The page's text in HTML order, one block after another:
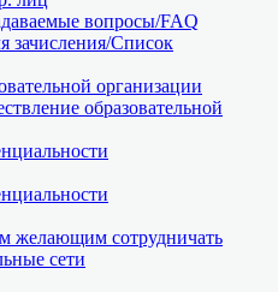
вопросы/FAQ
зачисления/Список
организации
образовательной
желающим сотрудничать
сети